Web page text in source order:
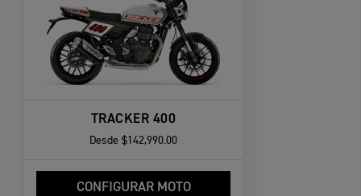
TRACKER 400
Desde $142,990.00
CONFIGURAR MOTO